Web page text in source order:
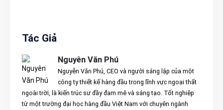
Tác Giả
Nguyên Văn Phú
Nguyễn Văn Phú, CEO và người sáng lập của một
công ty thiết kế hàng đầu trong lĩnh vực ngoại thất
ngoài trời, là kiến trúc sư đầy đam mê và sáng tạo. Tốt nghiệp
từ một trường đại học hàng đầu Việt Nam với chuyên ngành